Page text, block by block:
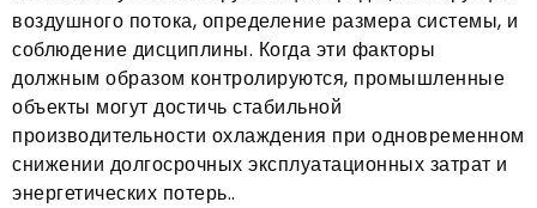
воздушного потока, определение размера системы, и
соблюдение дисциплины. Когда эти факторы
должным образом контролируются, промышленные
объекты могут достичь стабильной
производительности охлаждения при одновременном
снижении долгосрочных эксплуатационных затрат и
энергетических потерь..